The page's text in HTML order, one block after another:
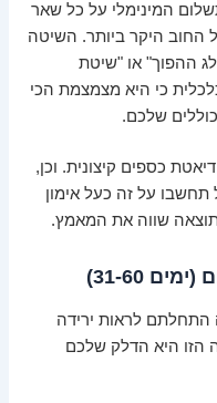
המינימלי על כל שאר
החוב היקר ביותר. השיטה
ההפוך" או "שיטת
כי היא מצמצמת הכי
שלכם.
כספים קיצונית. וכן,
על זה כעל אימון
שווה את המאמץ.
31-60)
לראות ירידה
הזו היא הדלק שלכם